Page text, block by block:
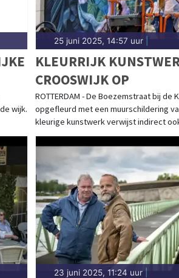
wijk.
25 juni 2025, 14:57 uur|
KLEURRIJK
CROOSWIJK OP
ROTTERDAM - De Boezemstraat bij de
opgefleurd met een muurschildering
kleurige kunstwerk verwijst indirect
23 juni 2025, 11:24 uur|